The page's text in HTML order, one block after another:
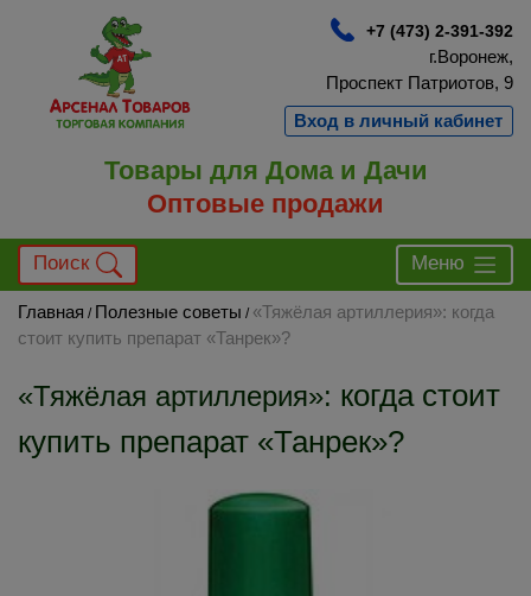
+7 (473) 2-391-392
г.Воронеж,
Проспект Патриотов, 9
Вход в личный кабинет
Товары для Дома и Дачи
Оптовые продажи
Поиск Меню
Главная / Полезные советы / «Тяжёлая артиллерия»: когда
стоит купить препарат «Танрек»?
«Тяжёлая артиллерия»: когда стоит
купить препарат «Танрек»?